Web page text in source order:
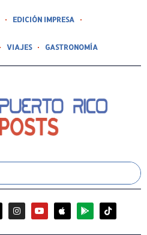
EDICIÓN IMPRESA
VIAJES GASTRONOMÍA